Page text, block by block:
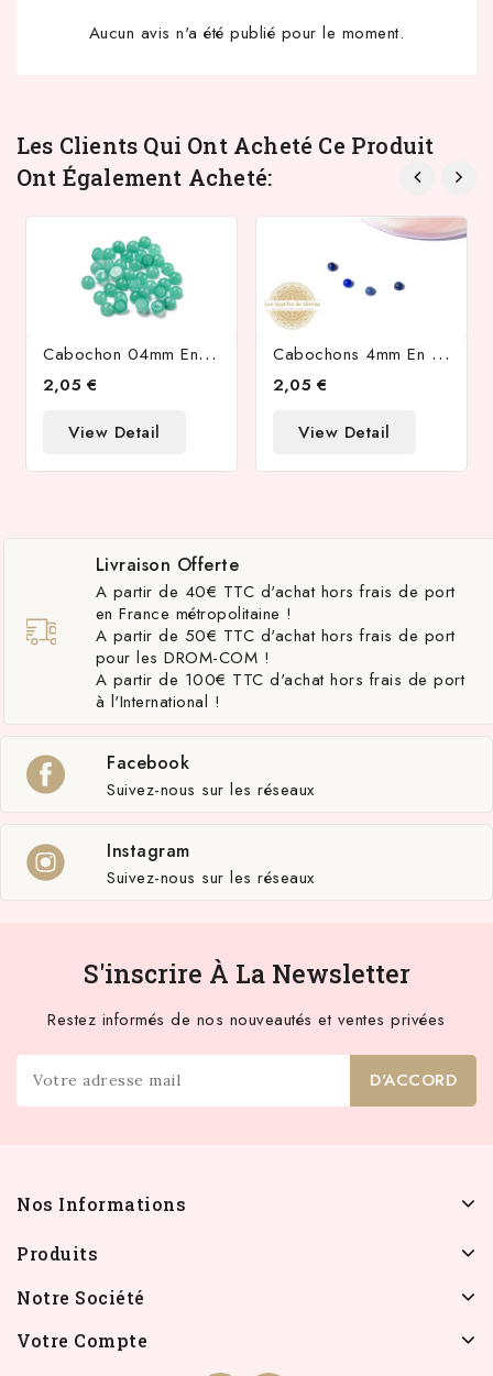
Aucun avis n'a été publié pour le moment.
Les Clients Qui Ont Acheté Ce Produit
Ont Également Acheté:
C
Abochon 04mm En Jade Teinté Bleu Lagon
2,05 €
View Detail
C
Abochons 4mm En Lapis Lazuli Naturel
2,05 €
View Detail
Livraison Offerte
A partir de 40€ TTC d'achat hors frais de port
en France métropolitaine !
A partir de 50€ TTC d'achat hors frais de port
pour les DROM-COM !
A partir de 100€ TTC d'achat hors frais de port
à l'International !
Facebook
Suivez-nous sur les réseaux
Instagram
Suivez-nous sur les réseaux
S'inscrire À La Newsletter
Restez informés de nos nouveautés et ventes privées
Nos Informations
Produits
Notre Société
Votre Compte